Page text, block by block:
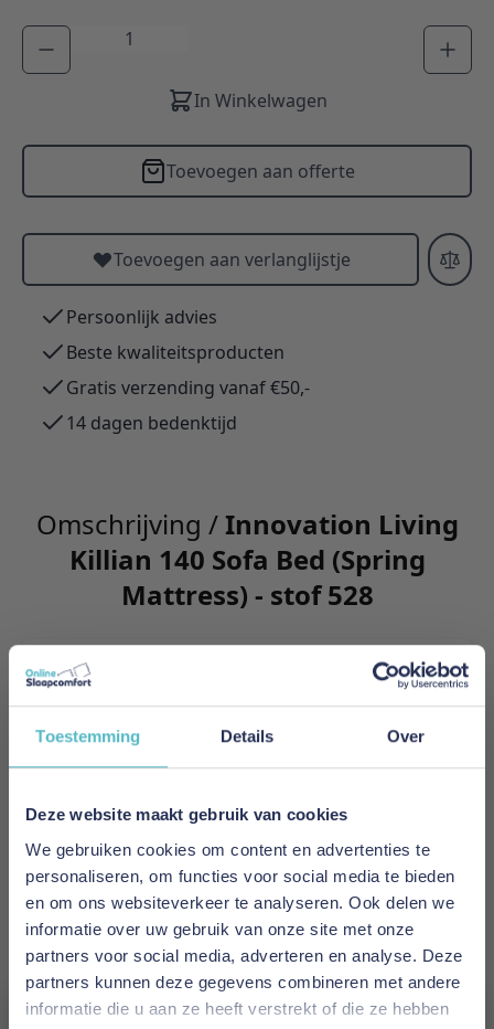
Toestemming Details Over
Deze website maakt gebruik van cookies
We gebruiken cookies om content en advertenties te
personaliseren, om functies voor social media te bieden
en om ons websiteverkeer te analyseren. Ook delen we
informatie over uw gebruik van onze site met onze
partners voor social media, adverteren en analyse. Deze
partners kunnen deze gegevens combineren met andere
informatie die u aan ze heeft verstrekt of die ze hebben
Aantal
In Winkelwagen
Toevoegen aan offerte
Toevoegen aan verlanglijstje
Persoonlijk advies
Beste kwaliteitsproducten
Gratis verzending vanaf €50,-
14 dagen bedenktijd
Omschrijving /Innovation Living
Killian 140 Sofa Bed (Spring
Mattress) - stof 528
Killian features an excellent sitting, louning and
sleeping comfort. The integrated mattress holds
comfort zones to support the individual parts of
your body.
Meer informatie
Merk
Innovation Living
EAN